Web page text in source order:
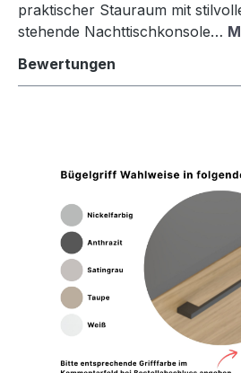
praktischer Stauraum mit
stehende Nachttischkonsole…
Bewertungen